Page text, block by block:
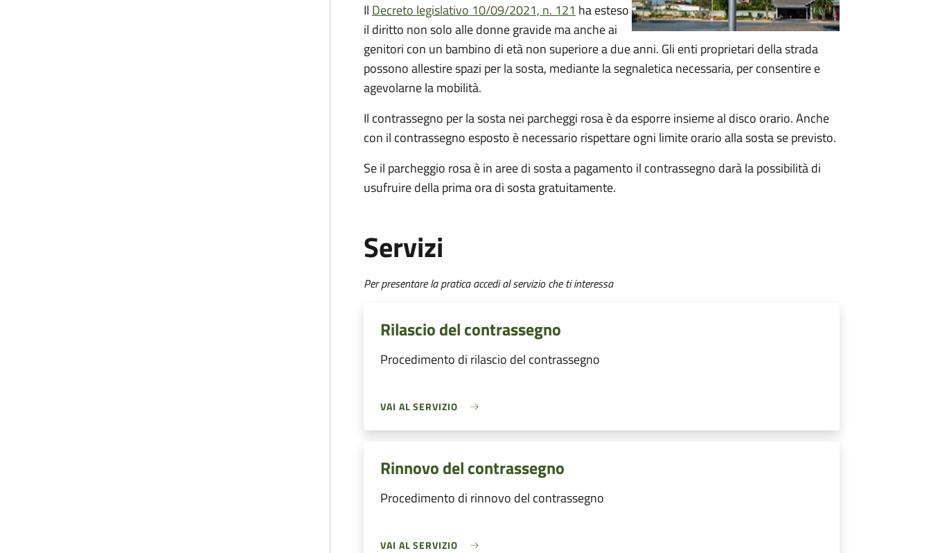
Il Decreto legislativo 10/09/2021, n. 121 ha esteso
il diritto non solo alle donne gravide ma anche ai
genitori con un bambino di età non superiore a due anni. Gli enti proprietari della strada
possono allestire spazi per la sosta, mediante la segnaletica necessaria, per consentire e
agevolarne la mobilità.
Il contrassegno per la sosta nei parcheggi rosa è da esporre insieme al disco orario. Anche
con il contrassegno esposto è necessario rispettare ogni limite orario alla sosta se previsto.
Se il parcheggio rosa è in aree di sosta a pagamento il contrassegno darà la possibilità di
usufruire della prima ora di sosta gratuitamente.
Servizi
Per presentare la pratica accedi al servizio che ti interessa
Rilascio del contrassegno
Procedimento di rilascio del contrassegno
VAI AL SERVIZIO
Rinnovo del contrassegno
Procedimento di rinnovo del contrassegno
VAI AL SERVIZIO